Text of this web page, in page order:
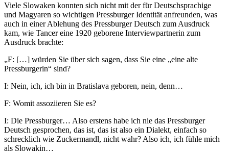
Viele Slowaken konnten sich nicht mit der für Deutschsprachige
und Magyaren so wichtigen Pressburger Identität anfreunden, was
auch in einer Ablehung des Pressburger Deutsch zum Ausdruck
kam, wie Tancer eine 1920 geborene Interviewpartnerin zum
Ausdruck brachte:
„F: […] würden Sie über sich sagen, dass Sie eine „eine alte
Pressburgerin“ sind?
I: Nein, ich, ich bin in Bratislava geboren, nein, denn…
F: Womit assoziieren Sie es?
I: Die Pressburger… Also erstens habe ich nie das Pressburger
Deutsch gesprochen, das ist, das ist also ein Dialekt, einfach so
schrecklich wie Zuckermandl, nicht wahr? Also ich, ich fühle mich
als Slowakin…